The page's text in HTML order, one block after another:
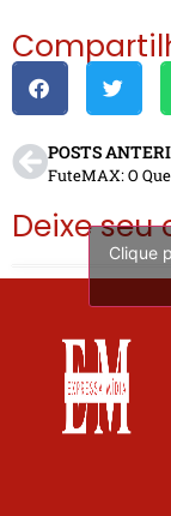
POSTS
Deixe
Clique